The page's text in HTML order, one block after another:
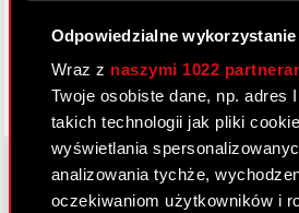
Odpowiedzialne
Wraz z naszymi 1022
Twoje osobiste dane, np. adres
takich technologii jak pliki
wyświetlania
analizowania tychże,
oczekiwaniom użytkowników i